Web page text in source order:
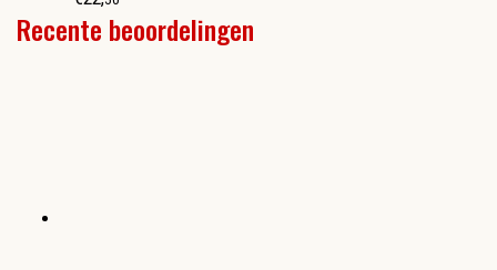
Recente beoordelingen